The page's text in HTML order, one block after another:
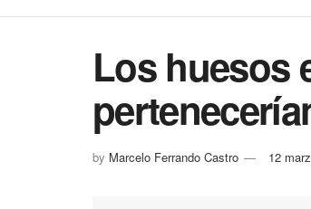
Los huesos
by Marcelo Ferrando Castro 12